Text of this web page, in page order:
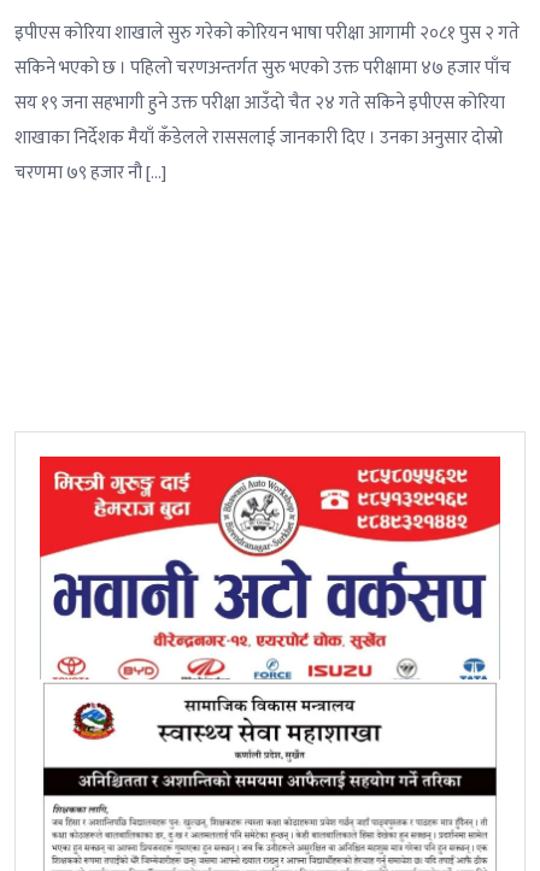
इपीएस कोरिया शाखाले सुरु गरेको कोरियन भाषा परीक्षा आगामी २०८१ पुस २ गते
सकिने भएको छ । पहिलो चरणअन्तर्गत सुरु भएको उक्त परीक्षामा ४७ हजार पाँच
सय १९ जना सहभागी हुने उक्त परीक्षा आउँदो चैत २४ गते सकिने इपीएस कोरिया
शाखाका निर्देशक मैयाँ कँडेलले राससलाई जानकारी दिए । उनका अनुसार दोस्रो
चरणमा ७९ हजार नौ […]